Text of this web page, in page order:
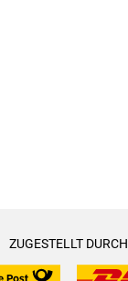
ZUGESTELLT DURCH